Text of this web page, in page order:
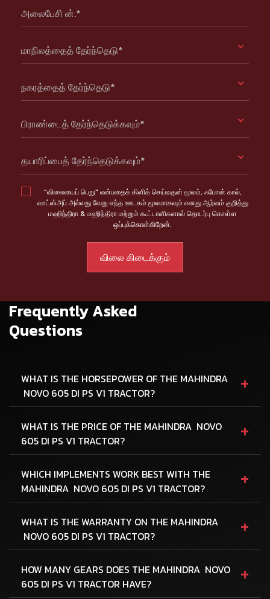
அலைபேசி ன்.*
மாநிலத்தைத் தேர்ந்தெடு*
நகரத்தைத் தேர்ந்தெடு*
பிராண்டைத் தேர்ந்தெடுக்கவும்*
தயாரிப்பைத் தேர்ந்தெடுக்கவும்*
"விலையைப் பெறு" என்பதைக் கிளிக் செய்வதன் மூலம், ஃபோன் கால்,
வாட்ஸ்அப் அல்லது வேறு எந்த ஊடகம் மூலமாகவும் எனது ஆர்வம் குறித்து
மஹிந்திரா & மஹிந்திரா மற்றும் கூட்டாளிகளால் தொடர்பு கொள்ள
ஒப்புக்கொள்கிறேன்.
Frequently Asked
Questions
WHAT IS THE HORSEPOWER OF THE MAHINDRA
NOVO 605 DI PS V1 TRACTOR?
+
WHAT IS THE PRICE OF THE MAHINDRA NOVO
605 DI PS V1 TRACTOR?
+
WHICH IMPLEMENTS WORK BEST WITH THE
MAHINDRA NOVO 605 DI PS V1 TRACTOR?
+
WHAT IS THE WARRANTY ON THE MAHINDRA
NOVO 605 DI PS V1 TRACTOR?
+
HOW MANY GEARS DOES THE MAHINDRA NOVO
605 DI PS V1 TRACTOR HAVE?
+